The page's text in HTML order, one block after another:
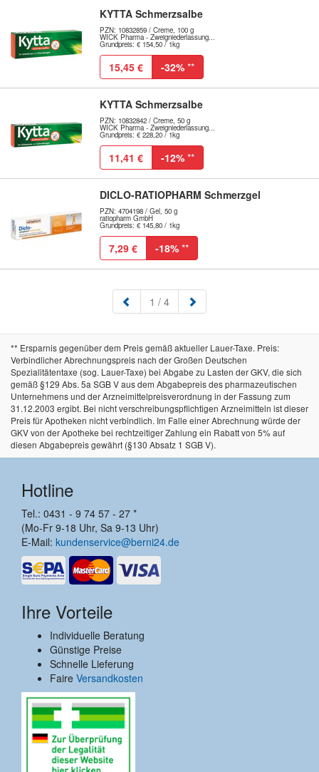
KYTTA Schmerzsalbe
PZN: 10832859 / Creme, 100 g
WICK Pharma - Zweigniederlassung...
Grundpreis: € 154,50 / 1kg
15,45 € -32% **
KYTTA Schmerzsalbe
PZN: 10832842 / Creme, 50 g
WICK Pharma - Zweigniederlassung...
Grundpreis: € 228,20 / 1kg
11,41 € -12% **
DICLO-RATIOPHARM Schmerzgel
PZN: 4704198 / Gel, 50 g
ratiopharm GmbH
Grundpreis: € 145,80 / 1kg
7,29 € -18% **
1 (aktuell)
/ 4
** Ersparnis gegenüber dem Preis gemäß aktueller Lauer-Taxe. Preis:
Verbindlicher Abrechnungspreis nach der Großen Deutschen
Spezialitätentaxe (sog. Lauer-Taxe) bei Abgabe zu Lasten der GKV, die sich
gemäß §129 Abs. 5a SGB V aus dem Abgabepreis des pharmazeutischen
Unternehmens und der Arzneimittelpreisverordnung in der Fassung zum
31.12.2003 ergibt. Bei nicht verschreibungspflichtigen Arzneimitteln ist dieser
Preis für Apotheken nicht verbindlich. Im Falle einer Abrechnung würde der
GKV von der Apotheke bei rechtzeitiger Zahlung ein Rabatt von 5% auf
diesen Abgabepreis gewährt (§130 Absatz 1 SGB V).
Hotline
Tel.: 0431 - 9 74 57 - 27 *
(Mo-Fr 9-18 Uhr, Sa 9-13 Uhr)
E-Mail: kundenservice@berni24.de
Ihre Vorteile
Individuelle Beratung
Günstige Preise
Schnelle Lieferung
Faire Versandkosten